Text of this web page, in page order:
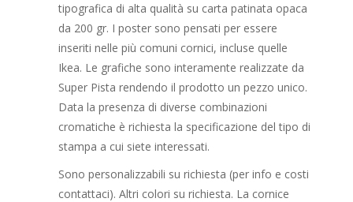
tipografica di alta qualità su carta patinata opaca
da 200 gr. I poster sono pensati per essere
inseriti nelle più comuni cornici, incluse quelle
Ikea. Le grafiche sono interamente realizzate da
Super Pista rendendo il prodotto un pezzo unico.
Data la presenza di diverse combinazioni
cromatiche è richiesta la specificazione del tipo di
stampa a cui siete interessati.
Sono personalizzabili su richiesta (per info e costi
contattaci). Altri colori su richiesta. La cornice